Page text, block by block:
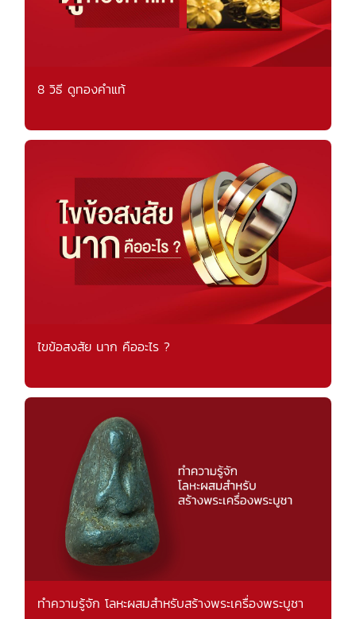
8 วิธี ดูทองคำแท้
ไขข้อสงสัย นาก คืออะไร ?
ทำความรู้จัก โลหะผสมสำหรับสร้างพระเครื่องพระบูชา